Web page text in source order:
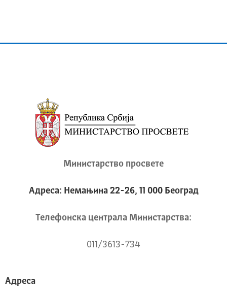
Министарство просвете
Адреса: Немањина 22-26, 11 000 Београд
Телeфонска централа Mинистарства:
011/3613-734
Адреса